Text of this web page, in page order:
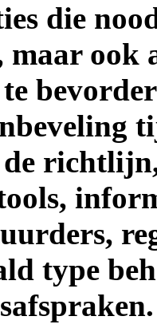
die
maar ook
type